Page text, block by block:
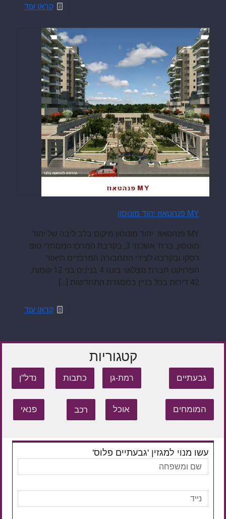
קראו עוד
MY פנהטאוז יהוד מונוסון
MY פנהטאוז יהוד מונוסון מיקום בלב ליבה של יהוד
מונוסון, ברח' אשכנזי 3, בקרבת המרכז המסחרי טופ
רסקו ובקרבה לצירי התחבורה המרכזיים תיאור
הפרויקט חברת מצלאוי בונה 4 בנינים בני 12 קומות,
42 דירות בכל בניין במסגרת התחדשות
[…]
קראו עוד
קטגוריות
גבעתיים רמת-גן כתבות נדל"ן
המומחים אוכל רכב פנאי
עשו מנוי למגזין 'גבעתיים פלוס'